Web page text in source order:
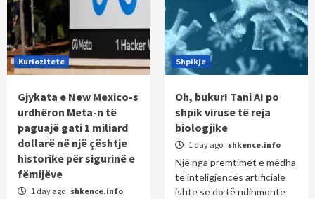
Kuriozitete
Gjykata e New Mexico-s
urdhëron Meta-n të
paguajë gati 1 miliard
dollarë në një çështje
historike për sigurinë e
fëmijëve
1 day ago shkence.info
Shpikje
Oh, bukur! Tani AI po
shpik viruse të reja
biologjike
1 day ago shkence.info
Një nga premtimet e mëdha
të inteligjencës artificiale
ishte se do të ndihmonte